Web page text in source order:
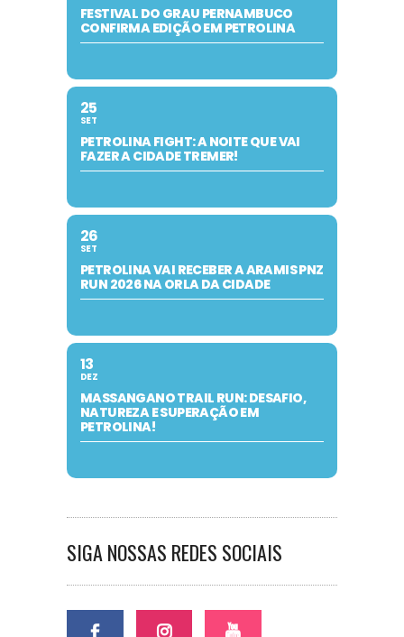
FESTIVAL DO GRAU PERNAMBUCO
CONFIRMA EDIÇÃO EM PETROLINA
25
SET
PETROLINA FIGHT: A NOITE QUE VAI
FAZER A CIDADE TREMER!
26
SET
PETROLINA VAI RECEBER A ARAMIS PNZ
RUN 2026 NA ORLA DA CIDADE
13
DEZ
MASSANGANO TRAIL RUN: DESAFIO,
NATUREZA E SUPERAÇÃO EM
PETROLINA!
SIGA NOSSAS REDES SOCIAIS